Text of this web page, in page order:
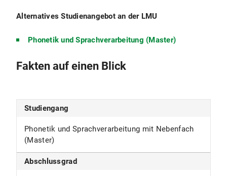
Alternatives Studienangebot an der LMU
Phonetik und Sprachverarbeitung (Master)
Fakten auf einen Blick
Studiengang
Phonetik und Sprachverarbeitung mit Nebenfach
(Master)
Abschlussgrad